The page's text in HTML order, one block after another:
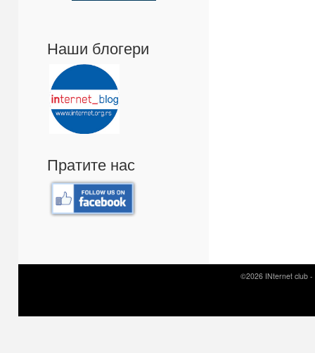
Наши блогери
Пратите нас
©2026 INternet club